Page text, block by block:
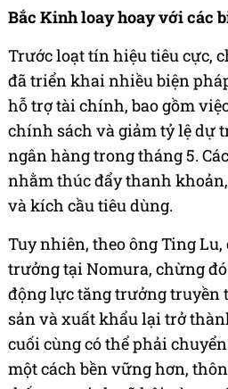
Bắc Kinh loay hoay với các
Trước loạt tín hiệu tiêu cực,
đã triển khai nhiều biện
hỗ trợ tài chính, bao gồm
chính sách và giảm tỷ lệ dự
ngân hàng trong tháng 5.
nhằm thúc đẩy thanh
và kích cầu tiêu dùng.
Tuy nhiên, theo ông Ting
trưởng tại Nomura, chừng
động lực tăng trưởng truyền
sản và xuất khẩu lại trở
cuối cùng có thể phải
một cách bền vững hơn,